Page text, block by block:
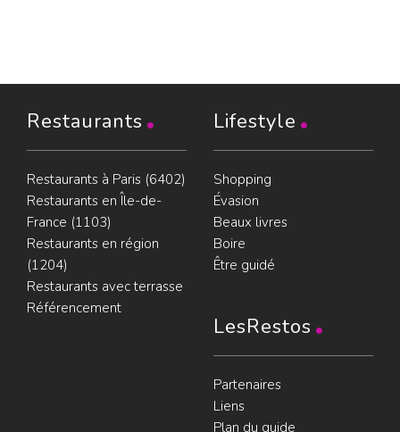
Restaurants
Restaurants à Paris (6402)
Restaurants en Île-de-
France (1103)
Restaurants en région
(1204)
Restaurants avec terrasse
Référencement
Lifestyle
Shopping
Évasion
Beaux livres
Boire
Être guidé
LesRestos
Partenaires
Liens
Plan du guide